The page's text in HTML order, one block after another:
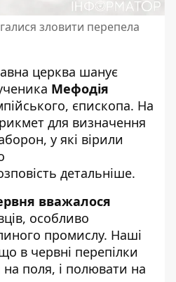
зловити перепела
церква шанує
Мефодія
єпископа. На
для визначення
у які вірили
детальніше.
вважалося
особливо
промислу. Наші
в червні перепілки
на поля, і полювати на